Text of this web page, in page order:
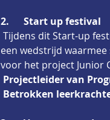
2.      Start up festival
Tijdens dit Start-up
een wedstrijd
voor het project Junior
Projectleider van
Betrokken